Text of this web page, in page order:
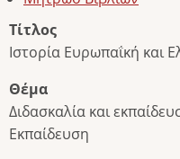
Τίτλος
Ιστορία Ευρωπαΐκή και
Θέμα
Διδασκαλία και
Εκπαίδευση